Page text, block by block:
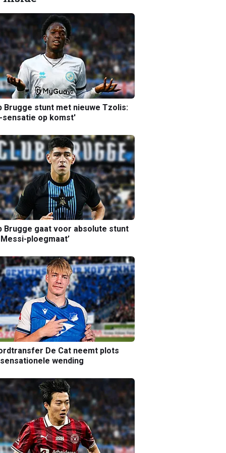
Brugge stunt met nieuwe Tzolis:
sensatie op komst'
Brugge gaat voor absolute stunt
ploegmaat’
De Cat neemt plots
wending